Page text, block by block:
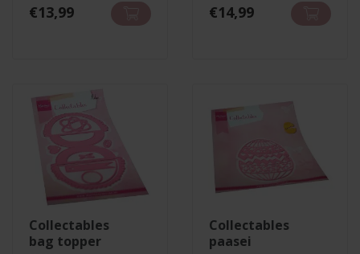
€13,99 €14,99
collectables
bag topper
collectables
paasei